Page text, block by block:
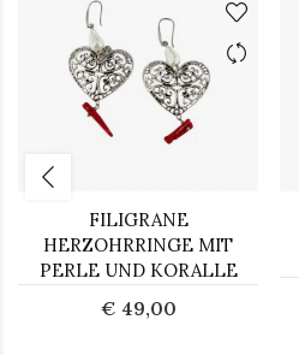
FILIGRANE
HERZOHRRINGE MIT
PERLE UND KORALLE
€ 49,00